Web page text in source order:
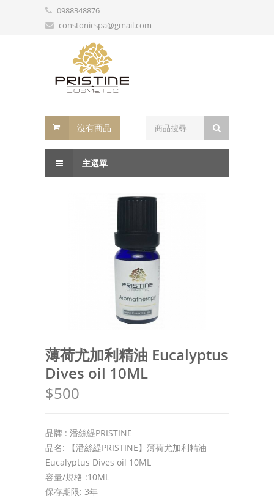
0988348876
constonicspa@gmail.com
沒有商品
主選單
薄荷尤加利精油 Eucalyptus
Dives oil 10ML
$500
品牌 : 潘絲緹PRISTINE
品名: 【潘絲緹PRISTINE】薄荷尤加利精油
Eucalyptus Dives oil 10ML
容量/規格 :10ML
保存期限: 3年